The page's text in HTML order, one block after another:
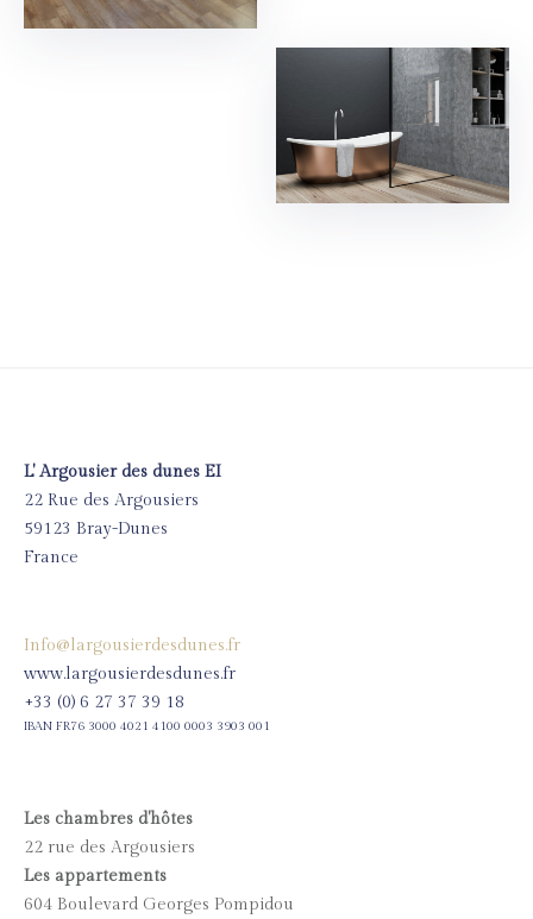
L' Argousier des dunes EI
22 Rue des Argousiers
59123 Bray-Dunes
France
Info@largousierdesdunes.fr
www.largousierdesdunes.fr
+33 (0) 6 27 37 39 18
IBAN FR76 3000 4021 4100 0003 3903 001
Les chambres d'hôtes
22 rue des Argousiers
Les appartements
604 Boulevard Georges Pompidou